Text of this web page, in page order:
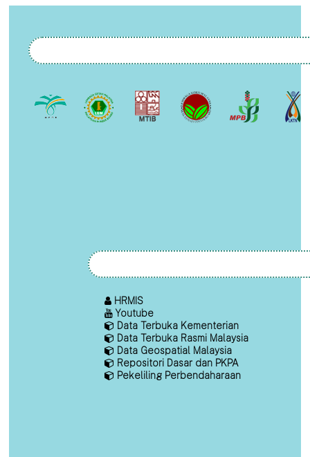
HRMIS
Youtube
Data Terbuka Kementerian
Data Terbuka Rasmi Malaysia
Data Geospatial Malaysia
Repositori Dasar dan PKPA
Pekeliling Perbendaharaan